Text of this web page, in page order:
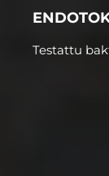
Testattu